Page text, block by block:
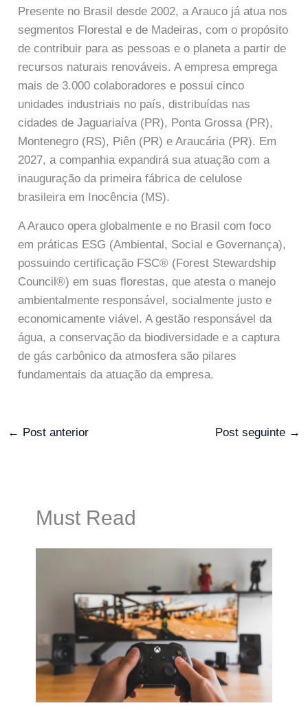
Presente no Brasil desde 2002, a Arauco já atua nos
segmentos Florestal e de Madeiras, com o propósito
de contribuir para as pessoas e o planeta a partir de
recursos naturais renováveis. A empresa emprega
mais de 3.000 colaboradores e possui cinco
unidades industriais no país, distribuídas nas
cidades de Jaguariaíva (PR), Ponta Grossa (PR),
Montenegro (RS), Piên (PR) e Araucária (PR). Em
2027, a companhia expandirá sua atuação com a
inauguração da primeira fábrica de celulose
brasileira em Inocência (MS).
A Arauco opera globalmente e no Brasil com foco
em práticas ESG (Ambiental, Social e Governança),
possuindo certificação FSC® (Forest Stewardship
Council®) em suas florestas, que atesta o manejo
ambientalmente responsável, socialmente justo e
economicamente viável. A gestão responsável da
água, a conservação da biodiversidade e a captura
de gás carbônico da atmosfera são pilares
fundamentais da atuação da empresa.
← Post anterior Post seguinte →
Must Read